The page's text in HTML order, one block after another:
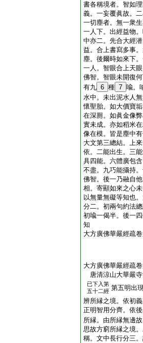
書各稱境者。智如
義。一妄覆眞故。
一切塵者。無一衆
一人下。出經益物
中亦二。先合大經
益。合上書寫多事
塵。後爾時如來下
一人。智眼合上天
佛智。智眼未開復
有九 6 種 7 喩。
水中。未出泥水人
懷聖胎。如大價寶
在深厠。如眞金像
實未成。亦如稻米
像在模。皆是塵中
大文第三總結。上
依。二能出生。三
具四能。六體廣包
不盡。九巧能攝持
佛智。後一乃融自
相。寄顯如來之心
以無量無礙等知也
分二。初兩句約法
初喩一偈半。後一
知
大方廣佛華嚴經疏
大方廣佛華嚴經疏
唐清涼山大華嚴
已下入第
五十二經 第五明出
辨所縁之境。依初
正明智用分齊。依
所縁。由所縁無邊
思故方窮所縁之境
稱。文中長行分三